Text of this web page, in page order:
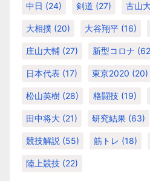
中日 (24) 剣道 (27) 古山
大相撲 (20) 大谷翔平 (16)
庄山大輔 (27) 新型コロナ
日本代表 (17) 東京2020 (20)
松山英樹 (28) 格闘技 (19)
田中将大 (21) 研究結果 (63)
競技解説 (55) 筋トレ (18)
陸上競技 (22)